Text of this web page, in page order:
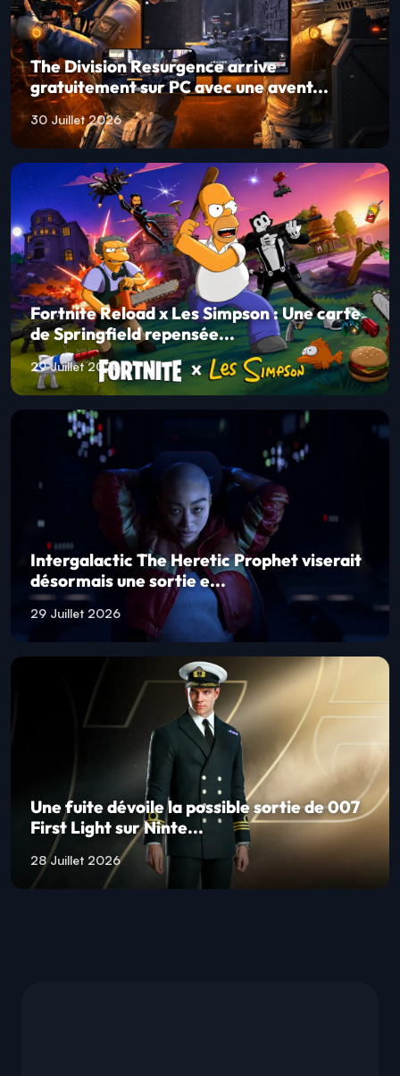
The Division Resurgence arrive
gratuitement sur PC avec une avent...
30 Juillet 2026
Fortnite Reload x Les Simpson : Une carte
de Springfield repensée...
29 Juillet 2026
Intergalactic The Heretic Prophet viserait
désormais une sortie e...
29 Juillet 2026
Une fuite dévoile la possible sortie de 007
First Light sur Ninte...
28 Juillet 2026